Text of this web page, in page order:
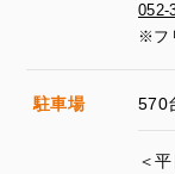
052-
※フ
駐車場 570
＜